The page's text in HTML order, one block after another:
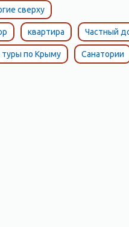
целом, Алушта является
и насладиться красотами
сверху
квартира Частный
по Крыму Санатории